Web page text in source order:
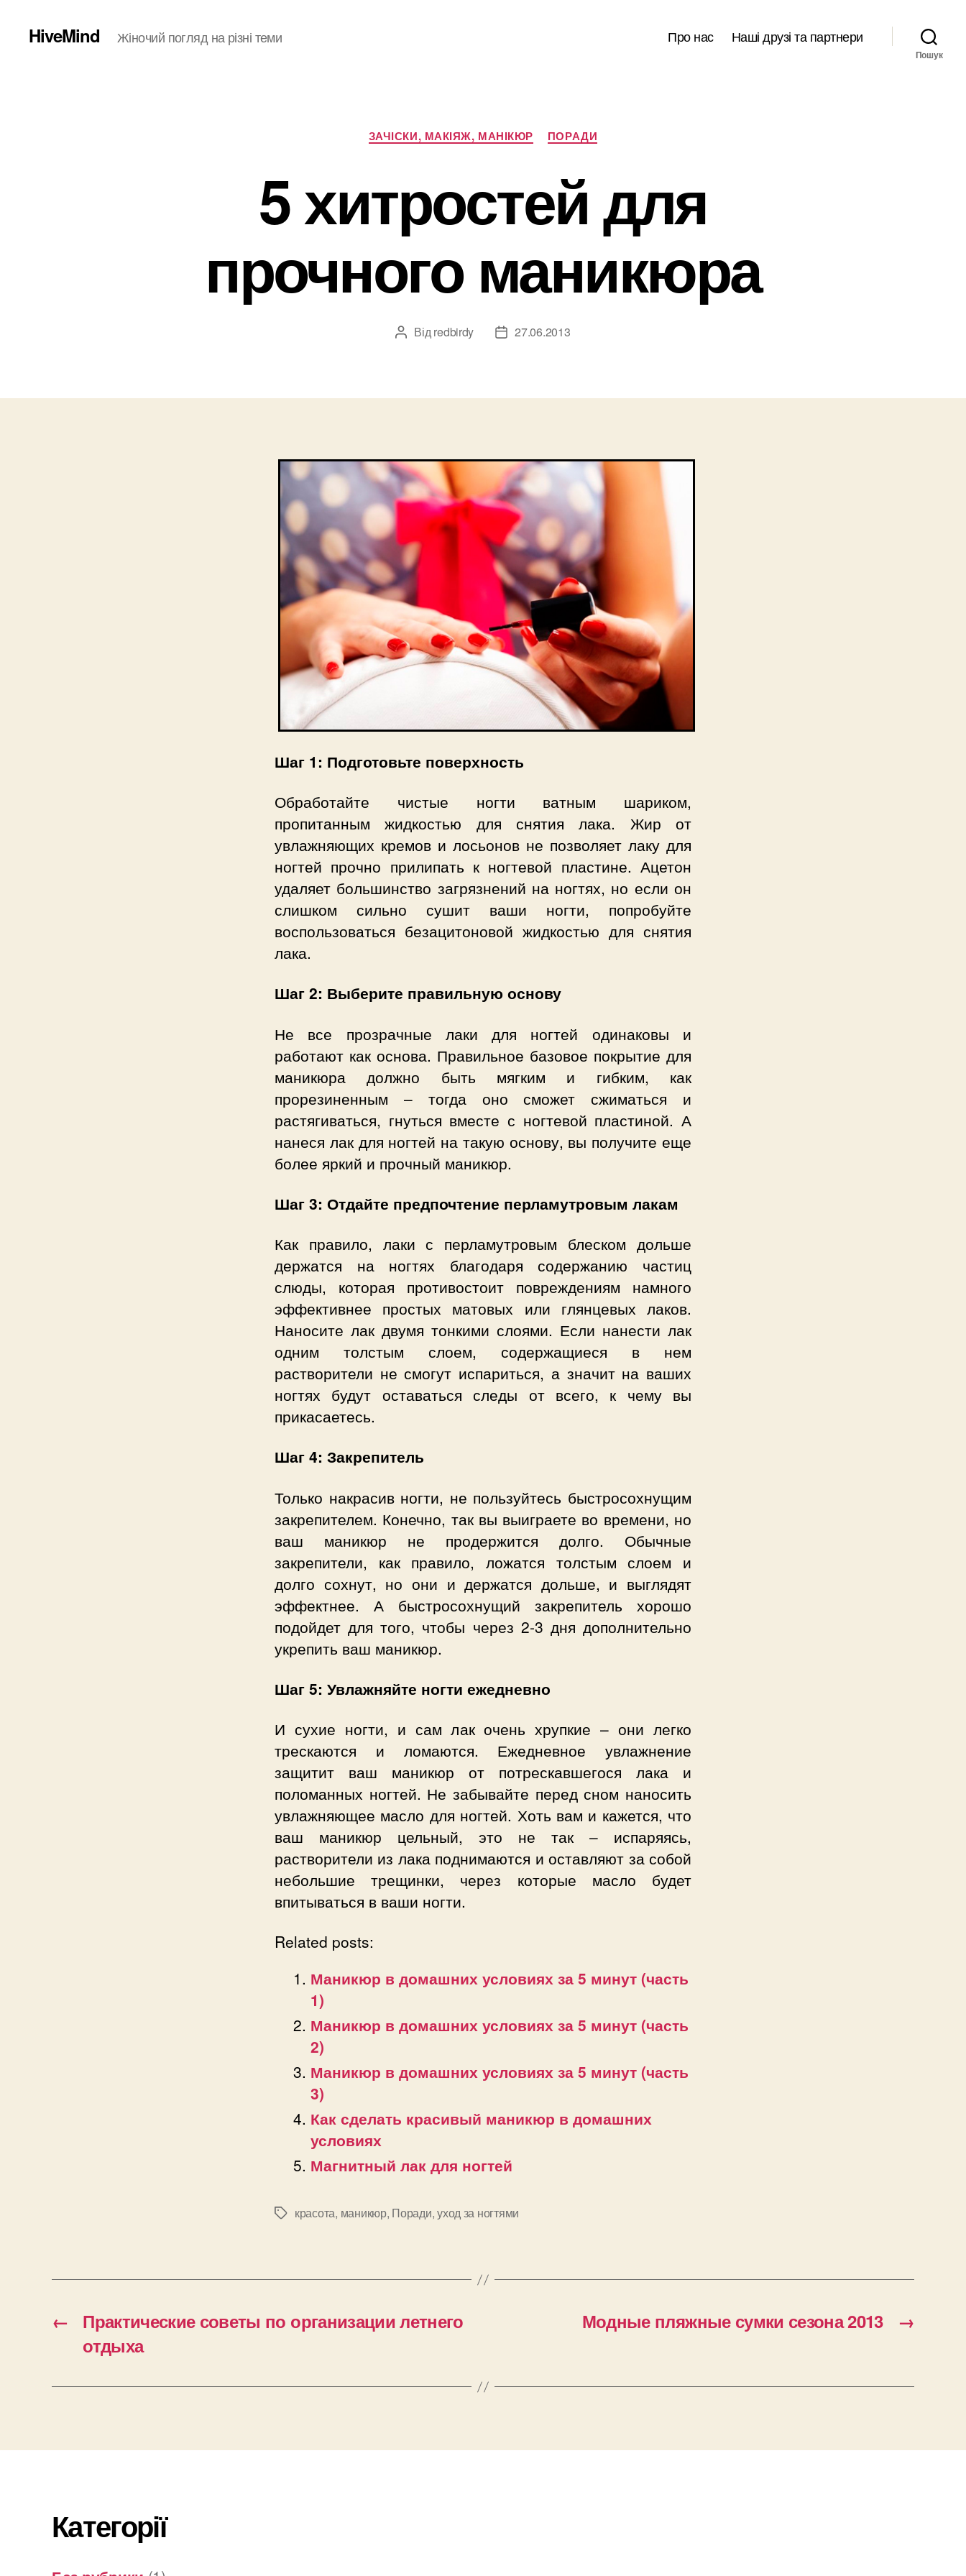
HiveMind Жіночий погляд на різні теми Про нас Наші друзі та партнери
Пошук
Категорії
ЗАЧІСКИ, МАКІЯЖ, МАНІКЮР ПОРАДИ
5 хитростей для
прочного маникюра
Автор
Від redbirdy
Дата27.06.2013
Шаг 1: Подготовьте поверхность
Обработайте чистые ногти ватным шариком,
пропитанным жидкостью для снятия лака. Жир от
увлажняющих кремов и лосьонов не позволяет лаку для
ногтей прочно прилипать к ногтевой пластине. Ацетон
удаляет большинство загрязнений на ногтях, но если он
слишком сильно сушит ваши ногти, попробуйте
воспользоваться безацитоновой жидкостью для снятия
лака.
Шаг 2: Выберите правильную основу
Не все прозрачные лаки для ногтей одинаковы и
работают как основа. Правильное базовое покрытие для
маникюра должно быть мягким и гибким, как
прорезиненным – тогда оно сможет сжиматься и
растягиваться, гнуться вместе с ногтевой пластиной. А
нанеся лак для ногтей на такую основу, вы получите еще
более яркий и прочный маникюр.
Шаг 3: Отдайте предпочтение перламутровым лакам
Как правило, лаки с перламутровым блеском дольше
держатся на ногтях благодаря содержанию частиц
слюды, которая противостоит повреждениям намного
эффективнее простых матовых или глянцевых лаков.
Наносите лак двумя тонкими слоями. Если нанести лак
одним толстым слоем, содержащиеся в нем
растворители не смогут испариться, а значит на ваших
ногтях будут оставаться следы от всего, к чему вы
прикасаетесь.
Шаг 4: Закрепитель
Только накрасив ногти, не пользуйтесь быстросохнущим
закрепителем. Конечно, так вы выиграете во времени, но
ваш маникюр не продержится долго. Обычные
закрепители, как правило, ложатся толстым слоем и
долго сохнут, но они и держатся дольше, и выглядят
эффектнее. А быстросохнущий закрепитель хорошо
подойдет для того, чтобы через 2-3 дня дополнительно
укрепить ваш маникюр.
Шаг 5: Увлажняйте ногти ежедневно
И сухие ногти, и сам лак очень хрупкие – они легко
трескаются и ломаются. Ежедневное увлажнение
защитит ваш маникюр от потрескавшегося лака и
поломанных ногтей. Не забывайте перед сном наносить
увлажняющее масло для ногтей. Хоть вам и кажется, что
ваш маникюр цельный, это не так – испаряясь,
растворители из лака поднимаются и оставляют за собой
небольшие трещинки, через которые масло будет
впитываться в ваши ногти.
Related posts:
Маникюр в домашних условиях за 5 минут (часть
1)
Маникюр в домашних условиях за 5 минут (часть
2)
Маникюр в домашних условиях за 5 минут (часть
3)
Как сделать красивый маникюр в домашних
условиях
Магнитный лак для ногтей
Позначки
красота, маникюр, Поради,уход за ногтями
←
Практические советы по организации летнего
отдыха
→
Модные пляжные сумки сезона 2013
Категорії